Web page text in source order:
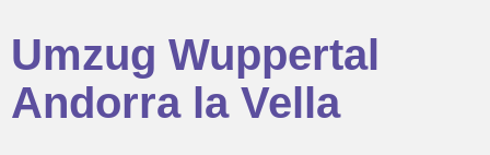
Umzug Wuppertal
Andorra la Vella